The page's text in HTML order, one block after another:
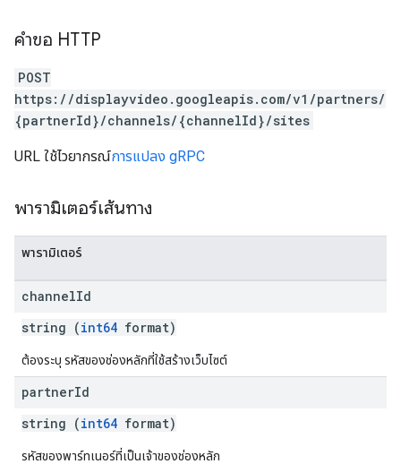
คำขอ HTTP
POST
https://displayvideo.googleapis.com/v1/partners/
{partnerId}/channels/{channelId}/sites
URL ใช้ไวยากรณ์การแปลง gRPC
พารามิเตอร์เส้นทาง
พารามิเตอร์
channelId
string (int64 format)
ต้องระบุ รหัสของช่องหลักที่ใช้สร้างเว็บไซต์
partnerId
string (int64 format)
รหัสของพาร์ทเนอร์ที่เป็นเจ้าของช่องหลัก